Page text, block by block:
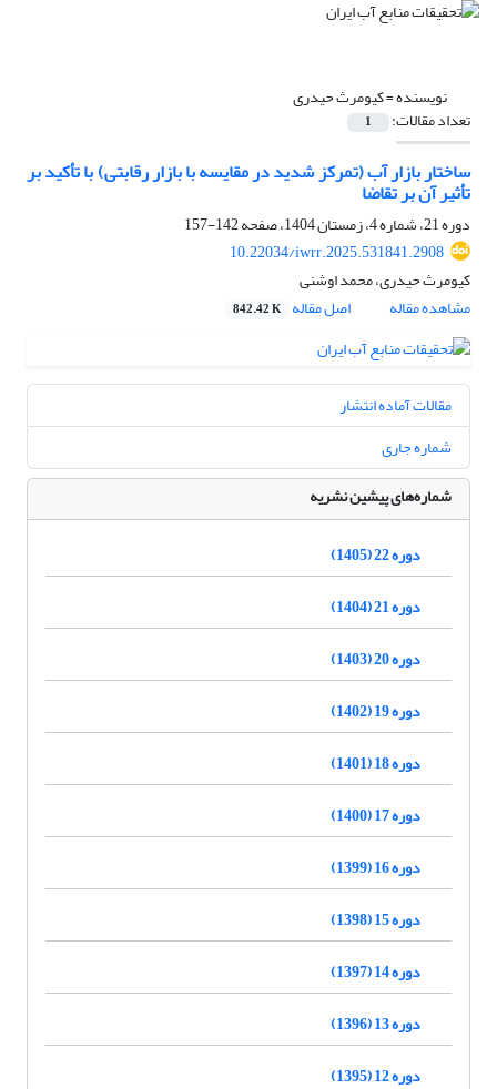
نویسنده =کیومرث حیدری
تعداد مقالات: 1
ساختار بازار آب (تمرکز شدید در مقایسه با بازار رقابتی) با تأکید بر
تأثیر آن بر تقاضا
دوره 21، شماره 4، زمستان 1404، صفحه
142-157
10.22034/iwrr.2025.531841.2908
کیومرث حیدری، محمد اوشنی
مشاهده مقاله
اصل مقاله 842.42 K
مقالات آماده انتشار
شماره جاری
شماره‌های پیشین نشریه
دوره 22 (1405)
دوره 21 (1404)
دوره 20 (1403)
دوره 19 (1402)
دوره 18 (1401)
دوره 17 (1400)
دوره 16 (1399)
دوره 15 (1398)
دوره 14 (1397)
دوره 13 (1396)
دوره 12 (1395)